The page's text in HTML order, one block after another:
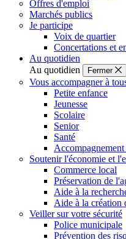
Offres d'emploi
Marchés publics
Je participe
Voix de quartier
Concertations et
Au quotidien
Au quotidien
Fermer
Vous accompagner à
Petite enfance
Jeunesse
Scolaire
Senior
Santé
Accompagnement
Soutenir l'économie et
Commerce local
Préservation de
Aide à la
Aide à la création
Veiller sur votre sécurité
Police municipale
Prévention des